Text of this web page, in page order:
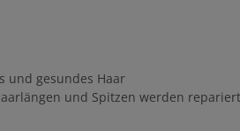
und gesundes Haar
und Spitzen werden repariert